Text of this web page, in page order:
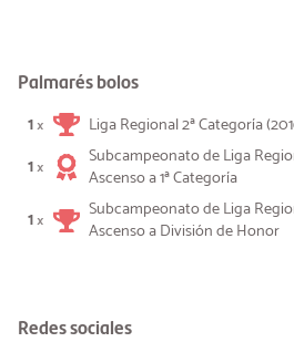
Palmarés bolos
1×
Liga Regional 2ª Categoría
1×
Subcampeonato de Liga
Ascenso a 1ª Categoría
1×
Subcampeonato de Liga
Ascenso a División de Honor
Redes sociales